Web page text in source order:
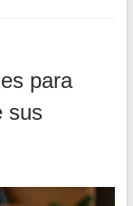
para
sus